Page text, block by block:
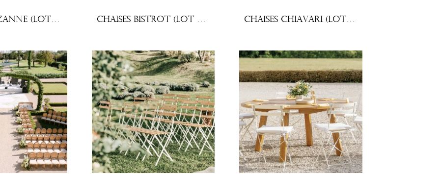
Chaises Cézanne (lot x 10) Chaises Bistrot (lot x 10) Chaises Chiavari (lot x10)